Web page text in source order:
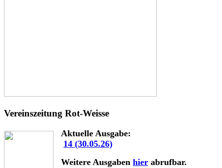
Vereinszeitung Rot-Weisse
Aktuelle Ausgabe:
14 (30.05.26)
Weitere Ausgaben hier abrufbar.